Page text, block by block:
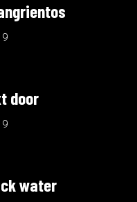
door
water